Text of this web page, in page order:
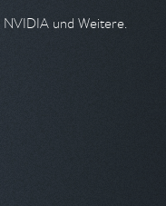
und Weitere.